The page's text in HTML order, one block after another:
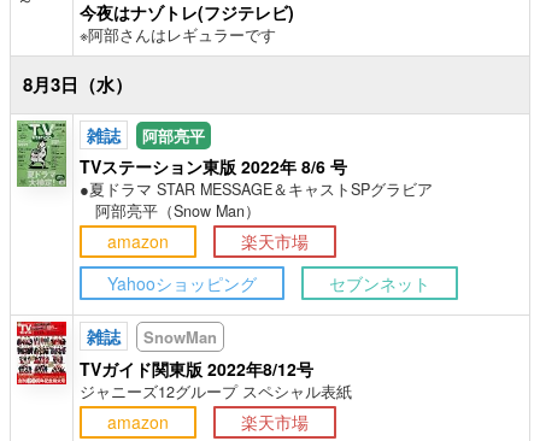
今夜はナゾトレ(フジテレビ)
※阿部さんはレギュラーです
8月3日（水）
雑誌 阿部亮平
TVステーション東版 2022年 8/6 号
●夏ドラマ STAR MESSAGE＆キャストSPグラビア
阿部亮平（Snow Man）
amazon
楽天市場
Yahooショッピング
セブンネット
雑誌 SnowMan
TVガイド関東版 2022年8/12号
ジャニーズ12グループ スペシャル表紙
amazon
楽天市場